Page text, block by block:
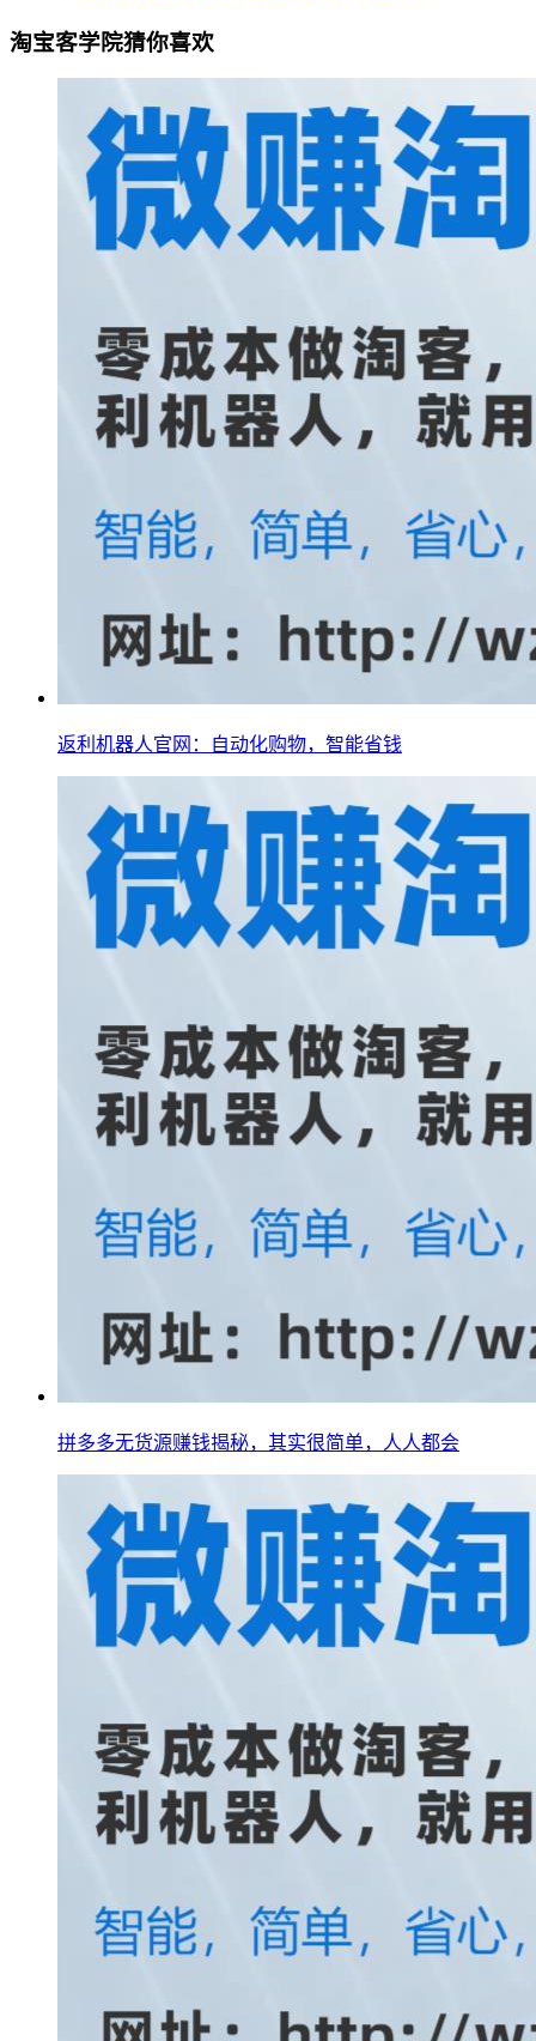
淘宝客学院猜你喜欢
返利机器人官网：自动化购物，智能省钱
拼多多无货源赚钱揭秘，其实很简单，人人都会